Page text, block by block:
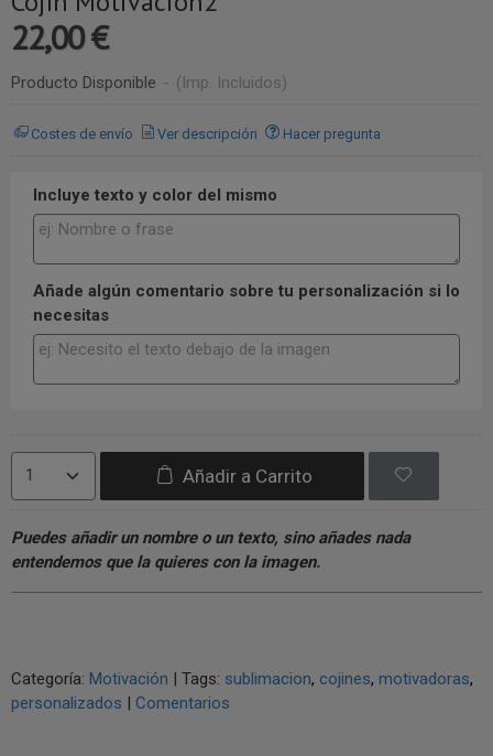
22,00 €
Producto Disponible - (Imp. Incluidos)
Costes de envío Ver descripción Hacer pregunta
Incluye texto y color del mismo
Añade algún comentario sobre tu personalización si lo
necesitas
Añadir a Carrito
Puedes añadir un nombre o un texto, sino añades nada
entendemos que la quieres con la imagen.
Categoría: Motivación | Tags: sublimacion cojines motivadoras
personalizados | Comentarios